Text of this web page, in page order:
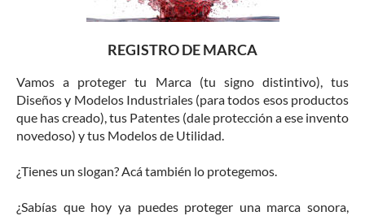
REGISTRO DE MARCA
Vamos a proteger tu Marca (tu signo distintivo), tus
Diseños y Modelos Industriales (para todos esos productos
que has creado), tus Patentes (dale protección a ese invento
novedoso) y tus Modelos de Utilidad.
¿Tienes un slogan? Acá también lo protegemos.
¿Sabías que hoy ya puedes proteger una marca sonora,